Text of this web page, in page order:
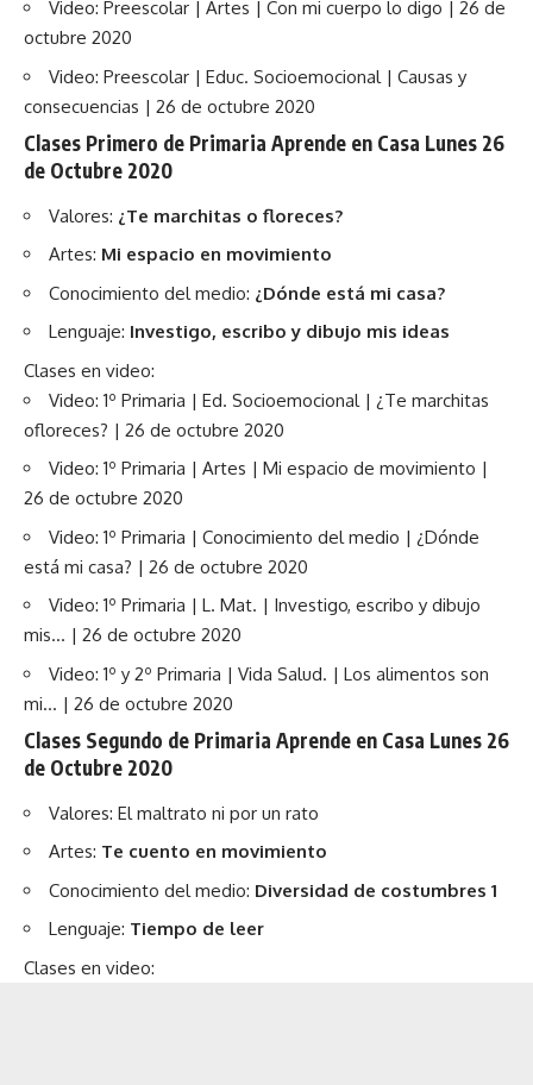
Video: Preescolar | Artes | Con mi cuerpo lo digo | 26 de
octubre 2020
Video: Preescolar | Educ. Socioemocional | Causas y
consecuencias | 26 de octubre 2020
Clases Primero de Primaria Aprende en Casa Lunes 26
de Octubre 2020
Valores: ¿Te marchitas o floreces?
Artes: Mi espacio en movimiento
Conocimiento del medio: ¿Dónde está mi casa?
Lenguaje: Investigo, escribo y dibujo mis ideas
Clases en video:
Video: 1º Primaria | Ed. Socioemocional | ¿Te marchitas
ofloreces? | 26 de octubre 2020
Video: 1º Primaria | Artes | Mi espacio de movimiento |
26 de octubre 2020
Video: 1º Primaria | Conocimiento del medio | ¿Dónde
está mi casa? | 26 de octubre 2020
Video: 1º Primaria | L. Mat. | Investigo, escribo y dibujo
mis… | 26 de octubre 2020
Video: 1º y 2º Primaria | Vida Salud. | Los alimentos son
mi… | 26 de octubre 2020
Clases Segundo de Primaria Aprende en Casa Lunes 26
de Octubre 2020
Valores: El maltrato ni por un rato
Artes: Te cuento en movimiento
Conocimiento del medio: Diversidad de costumbres 1
Lenguaje: Tiempo de leer
Clases en video: